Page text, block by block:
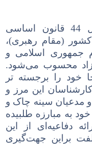
ابلاغ سیاست های کلی اصل 44 قانون اساسی
(مقام رهبری)،
اسلامی و
محسوب می‌شود.
خود را برجسته تر
این مرز و
و مدعیان سینه چاک و
به مبارزه طلبیده
دفاعیه‌ای از این
براین جهت‌گیری